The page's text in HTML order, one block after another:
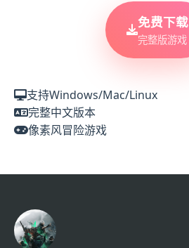
免费下载
完整版游戏
支持Windows/Mac/Linux
完整中文版本
像素风冒险游戏